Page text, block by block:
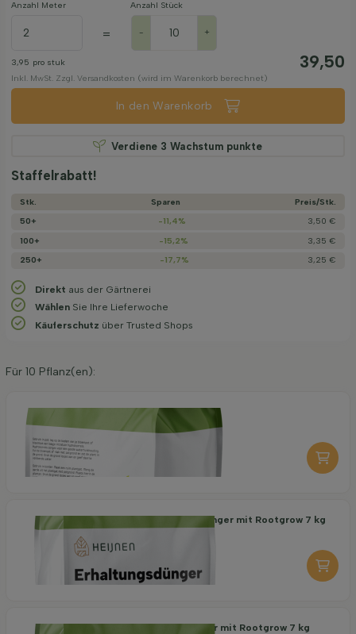
Anzahl Meter
=
Anzahl Stück
- +
3,95 pro stuk 39,50
Inkl. MwSt. Zzgl. Versandkosten (wird im Warenkorb berechnet)
In den Warenkorb
Verdiene 3 Wachstum punkte
Staffelrabatt!
Stk. Sparen
Preis/­Stk.
50+
-11,4%
3,50 €
100+
-15,2%
3,35 €
250+
-17,7% 3,25 €
Direkt aus der Gärtnerei
Wählen Sie Ihre Lieferwoche
Käuferschutz über Trusted Shops
Für 10 Pflanz(en):
Organische Pflanzerde 40 l
6,95
-
Organischer Erhaltungsdünger mit Rootgrow 7 kg
Organischer Starterdünger mit Rootgrow 7 kg